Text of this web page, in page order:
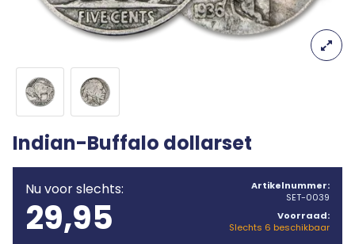
Indian-Buffalo dollarset
Nu voor slechts:
29,95
Artikelnummer:
SET-0039
Voorraad:
Slechts 6 beschikbaar